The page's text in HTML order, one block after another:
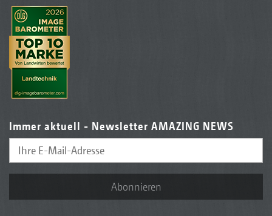
Immer aktuell - Newsletter AMAZING NEWS
Abonnieren